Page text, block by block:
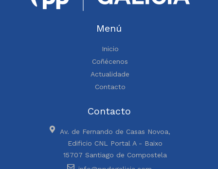
Menú
Inicio
Coñécenos
Actualidade
Contacto
Contacto
Av. de Fernando de Casas Novoa,
Edificio CNL Portal A - Baixo
15707 Santiago de Compostela